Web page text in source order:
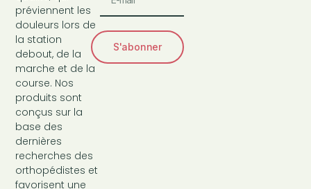
préviennent les
douleurs lors de
la station
debout, de la
marche et de la
course. Nos
produits sont
conçus sur la
base des
dernières
recherches des
orthopédistes et
favorisent une
S'abonner